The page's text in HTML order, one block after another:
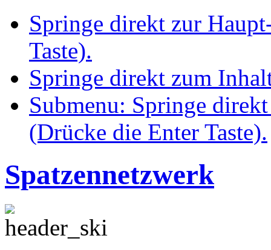
Springe direkt zur
Taste).
Springe direkt zum
Submenu: Springe
(Drücke die Enter Taste).
Spatzennetzwerk